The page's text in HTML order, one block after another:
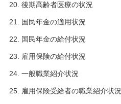
後期高齢者医療の状況
国民年金の適用状況
国民年金の給付状況
雇用保険の給付状況
一般職業紹介状況
雇用保険受給者の職業紹介状況